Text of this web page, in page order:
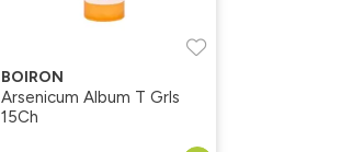
BOIRON
Arsenicum Album T Grls
15Ch